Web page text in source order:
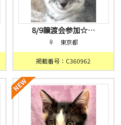
8/9譲渡会参加☆…
♀ 東京都
掲載番号：C360962